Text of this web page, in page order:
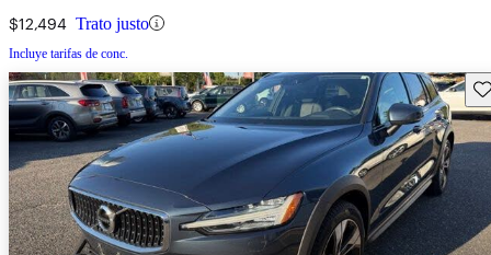
$12,494 Trato justo
Incluye tarifas de conc.